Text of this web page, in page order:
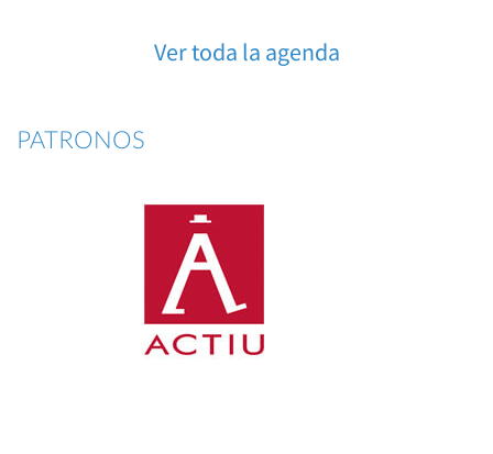
Ver toda la agenda
PATRONOS